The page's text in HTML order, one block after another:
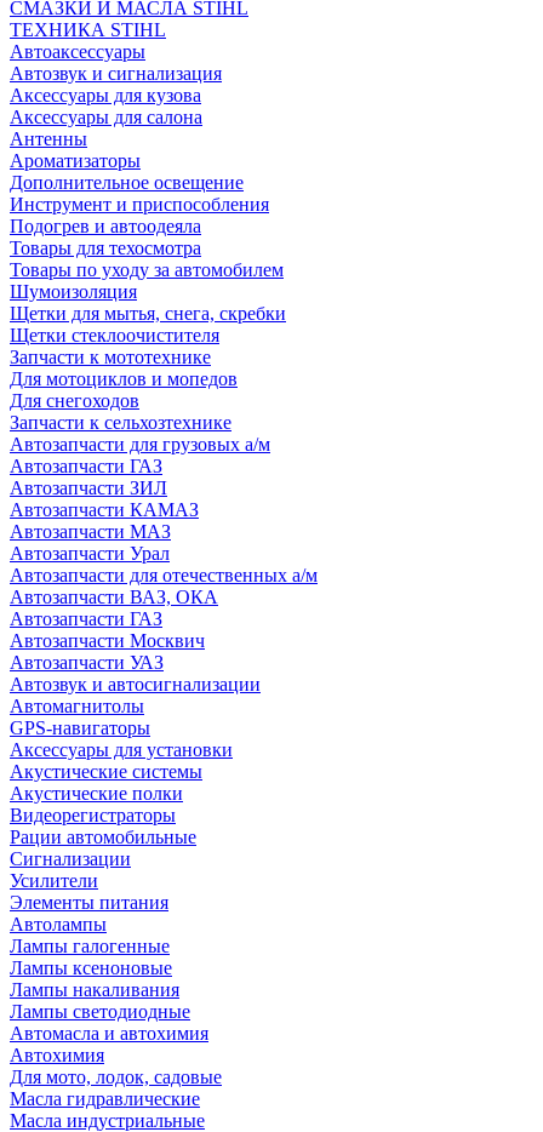
СМАЗКИ И МАСЛА STIHL
ТЕХНИКА STIHL
Автоаксессуары
Автозвук и сигнализация
Аксессуары для кузова
Аксессуары для салона
Антенны
Ароматизаторы
Дополнительное освещение
Инструмент и приспособления
Подогрев и автоодеяла
Товары для техосмотра
Товары по уходу за автомобилем
Шумоизоляция
Щетки для мытья, снега, скребки
Щетки стеклоочистителя
Запчасти к мототехнике
Для мотоциклов и мопедов
Для снегоходов
Запчасти к сельхозтехнике
Автозапчасти для грузовых а/м
Автозапчасти ГАЗ
Автозапчасти ЗИЛ
Автозапчасти КАМАЗ
Автозапчасти МАЗ
Автозапчасти Урал
Автозапчасти для отечественных а/м
Автозапчасти ВАЗ, ОКА
Автозапчасти ГАЗ
Автозапчасти Москвич
Автозапчасти УАЗ
Автозвук и автосигнализации
Автомагнитолы
GPS-навигаторы
Аксессуары для установки
Акустические системы
Акустические полки
Видеорегистраторы
Рации автомобильные
Сигнализации
Усилители
Элементы питания
Автолампы
Лампы галогенные
Лампы ксеноновые
Лампы накаливания
Лампы светодиодные
Автомасла и автохимия
Автохимия
Для мото, лодок, садовые
Масла гидравлические
Масла индустриальные